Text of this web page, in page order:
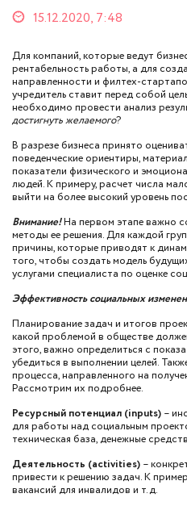
15.12.2020, 7:48
Для компаний, которые ведут
рентабельность работы, а для
направленности и филтех-
учредитель ставит перед собой
необходимо провести анализ
достигнуть желаемого?
В разрезе бизнеса принято
поведенческие ориентиры,
показатели физического и
людей. К примеру, расчет числа
выйти на более высокий уровень
Внимание!На первом этапе важно
методы ее решения. Для каждой
причины, которые приводят к
того, чтобы создать модель
услугами специалиста по оценке
Эффективность социальных
Планирование задач и итогов
какой проблемой в обществе
этого, важно определиться с
убедиться в выполнении целей.
процесса, направленного на
Рассмотрим их подробнее.
Ресурсный потенциал (inputs) –
для работы над социальным
техническая база, денежные
Деятельность (activities) –
привести к решению задач. К
вакансий для инвалидов и т.д.